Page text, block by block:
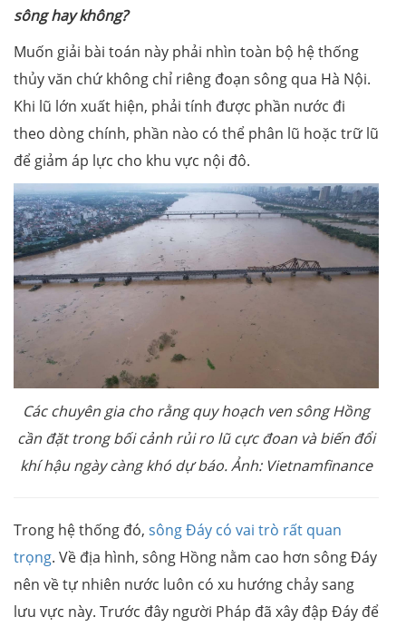
sông hay không?
Muốn giải bài toán này phải nhìn toàn bộ hệ thống
thủy văn chứ không chỉ riêng đoạn sông qua Hà Nội.
Khi lũ lớn xuất hiện, phải tính được phần nước đi
theo dòng chính, phần nào có thể phân lũ hoặc trữ lũ
để giảm áp lực cho khu vực nội đô.
Các chuyên gia cho rằng quy hoạch ven sông Hồng
cần đặt trong bối cảnh rủi ro lũ cực đoan và biến đổi
khí hậu ngày càng khó dự báo. Ảnh: Vietnamfinance
Trong hệ thống đó, sông Đáy có vai trò rất quan
trọng. Về địa hình, sông Hồng nằm cao hơn sông Đáy
nên về tự nhiên nước luôn có xu hướng chảy sang
lưu vực này. Trước đây người Pháp đã xây đập Đáy để